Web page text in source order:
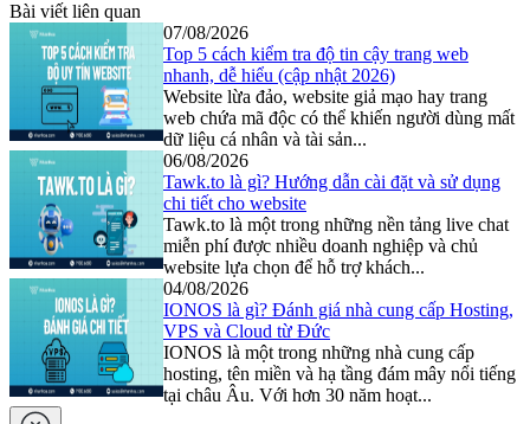
Bài viết liên quan
07/08/2026
Top 5 cách kiểm tra độ tin cậy trang web
nhanh, dễ hiểu (cập nhật 2026)
Website lừa đảo, website giả mạo hay trang
web chứa mã độc có thể khiến người dùng mất
dữ liệu cá nhân và tài sản...
06/08/2026
Tawk.to là gì? Hướng dẫn cài đặt và sử dụng
chi tiết cho website
Tawk.to là một trong những nền tảng live chat
miễn phí được nhiều doanh nghiệp và chủ
website lựa chọn để hỗ trợ khách...
04/08/2026
IONOS là gì? Đánh giá nhà cung cấp Hosting,
VPS và Cloud từ Đức
IONOS là một trong những nhà cung cấp
hosting, tên miền và hạ tầng đám mây nổi tiếng
tại châu Âu. Với hơn 30 năm hoạt...